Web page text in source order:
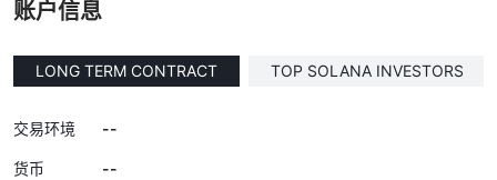
账户信息
LONG TERM CONTRACT TOP SOLANA INVESTORS
交易环境 --
货币 --